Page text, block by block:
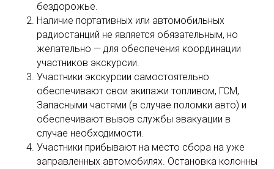
бездорожье.
Наличие портативных или автомобильных
радиостанций не является обязательным, но
желательно — для обеспечения координации
участников экскурсии.
Участники экскурсии самостоятельно
обеспечивают свои экипажи топливом, ГСМ,
Запасными частями (в случае поломки авто) и
обеспечивают вызов службы эвакуации в
случае необходимости.
Участники прибывают на место сбора на уже
заправленных автомобилях. Остановка колонны